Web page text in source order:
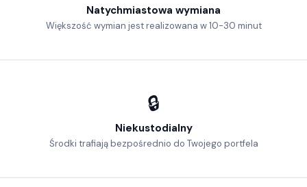
Natychmiastowa wymiana
Większość wymian jest realizowana w 10-30 minut
🔒
Niekustodialny
Środki trafiają bezpośrednio do Twojego portfela